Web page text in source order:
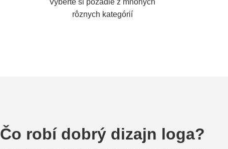
Vyberte si pozadie z mnohých
rôznych kategórií
Čo robí dobrý dizajn loga?